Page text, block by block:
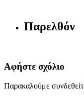
Παρελθόν
Αφήστε σχόλιο
Παρακαλούμε